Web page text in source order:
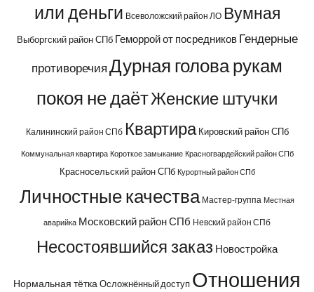
или деньги Всеволожский район ЛО Вумная
Выборгский район СПб Геморрой от посредников Гендерные
противоречияДурная голова рукам
покоя не даётЖенские штучки
Калининский район СПб Квартира Кировский район СПб
Коммунальная квартира Короткое замыкание Красногвардейский район СПб
Красносельский район СПб Курортный район СПб
Личностные качества Мастер-группа Местная
аварийка Московский район СПб Невский район СПб
Несостоявшийся заказ Новостройка
Нормальная тётка Осложнённый доступ Отношения